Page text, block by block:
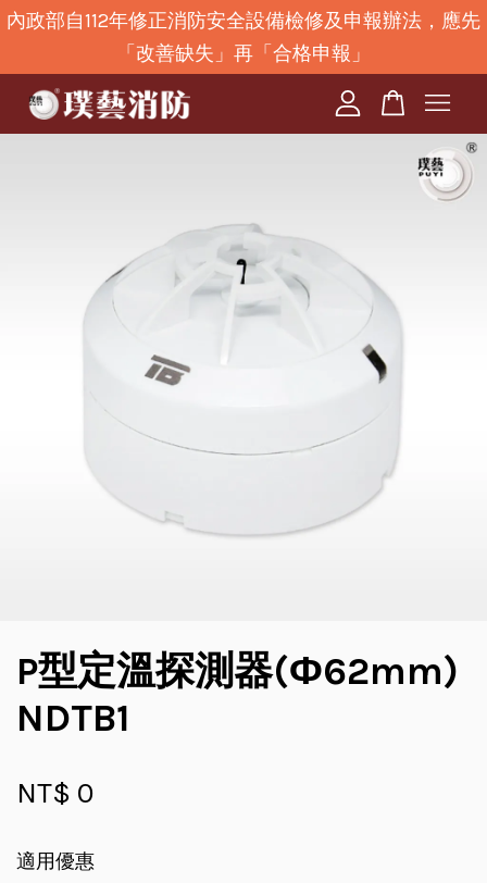
內政部自112年修正消防安全設備檢修及申報辦法，應先
「改善缺失」再「合格申報」
P型定溫探測器(Ф62mm)
NDTB1
NT$ 0
適用優惠
您的購物車目前還是空的。